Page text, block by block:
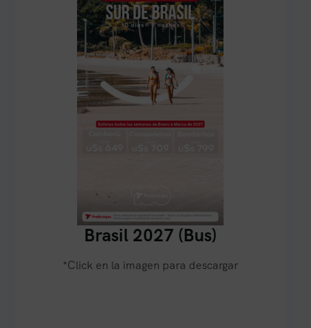
Brasil 2027 (Bus)
*Click en la imagen para descargar